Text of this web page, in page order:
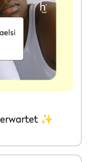
erwartet ✨